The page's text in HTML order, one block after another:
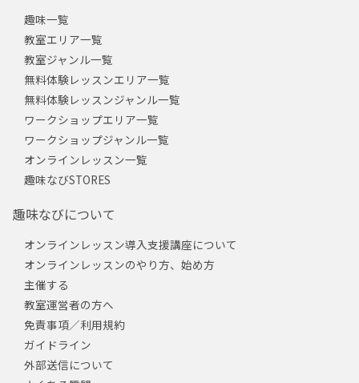
趣味一覧
教室エリア一覧
教室ジャンル一覧
無料体験レッスンエリア一覧
無料体験レッスンジャンル一覧
ワークショップエリア一覧
ワークショップジャンル一覧
オンラインレッスン一覧
趣味なびSTORES
趣味なびについて
オンラインレッスン導入支援講座について
オンラインレッスンのやり方、始め方
主催する
教室運営者の方へ
免責事項／利用規約
ガイドライン
外部送信について